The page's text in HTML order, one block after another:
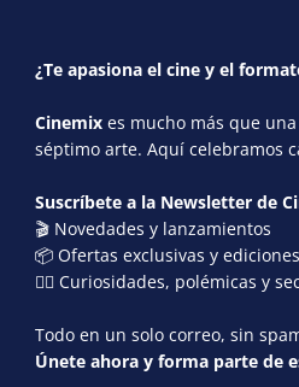
¿Te apasiona el cine y el
Cinemix es mucho más que
séptimo arte. Aquí celebramos
Suscríbete a la Newsletter de
🎬 Novedades y lanzamientos
📦 Ofertas exclusivas y
🕵️‍♂️ Curiosidades, polémicas y
Todo en un solo correo, sin
Únete ahora y forma parte de